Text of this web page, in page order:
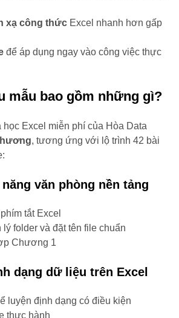
xạ công thứcExcel nhanh hơn gấp
để áp dụng ngay vào công việc thực
mẫu bao gồm những gì?
học Excel miễn phí của Hòa Data
, tương ứng với lộ trình 42 bài
văn phòng nền tảng
tắt Excel
lý folder và đặt tên file chuẩn
Chương 1
dạng dữ liệu trên Excel
luyện định dạng có điều kiện
thực hành